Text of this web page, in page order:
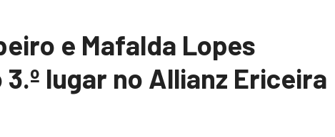
e Mafalda Lopes
lugar no Allianz Ericeira